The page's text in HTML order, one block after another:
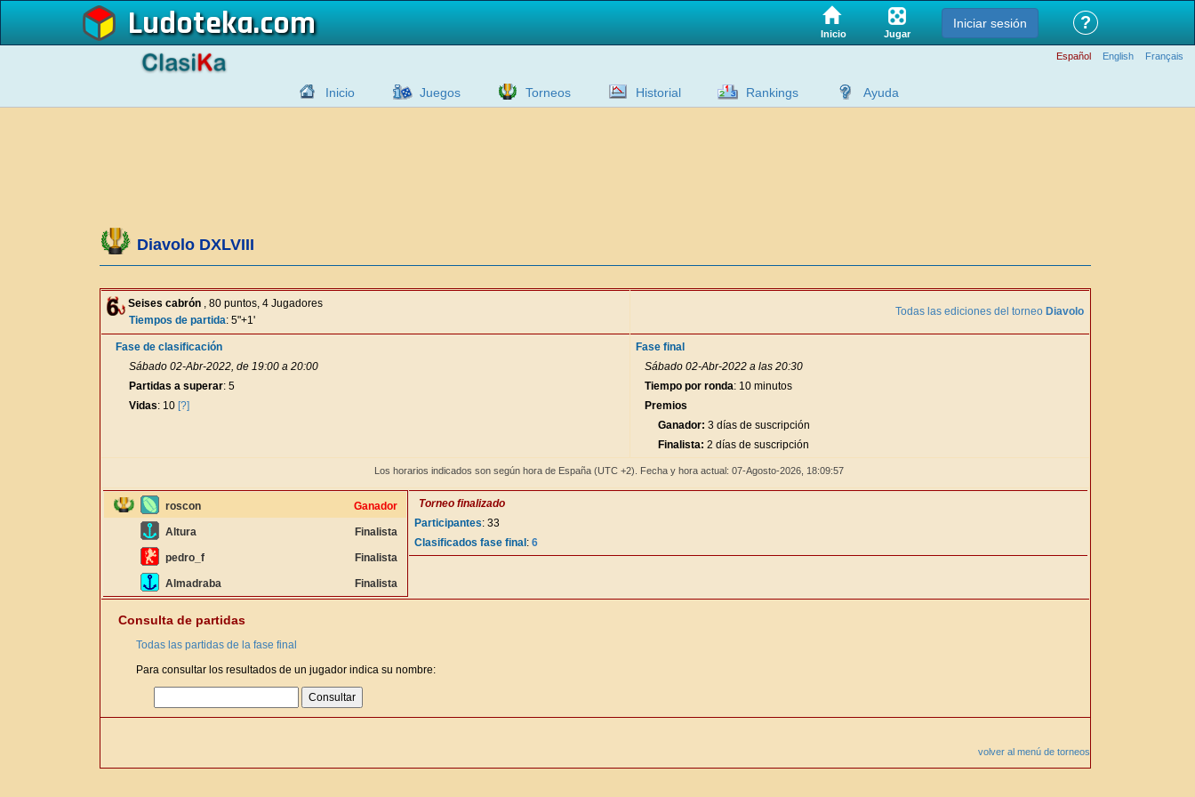
Ludoteka Inicio Jugar
Iniciar sesión ?
Español English Français
Inicio Juegos Torneos Historial Rankings Ayuda
Diavolo DXLVIII
Seises cabrón , 80 puntos, 4 Jugadores
Tiempos de partida: 5"+1'
Todas las ediciones del torneo Diavolo
Fase de clasificación
Sábado 02-Abr-2022, de 19:00 a 20:00
Partidas a superar: 5
Vidas: 10 [?]
Fase final
Sábado 02-Abr-2022 a las 20:30
Tiempo por ronda: 10 minutos
Premios
Ganador: 3 días de suscripción
Finalista: 2 días de suscripción
Los horarios indicados son según hora de España (UTC +2). Fecha y hora actual: 07-Agosto-2026, 18:09:57
roscon Ganador
Altura Finalista
pedro_f Finalista
Almadraba Finalista
Torneo finalizado
Participantes: 33
Clasificados fase final : 6
Consulta de partidas
Todas las partidas de la fase final
Para consultar los resultados de un jugador indica su nombre:
volver al menú de torneos